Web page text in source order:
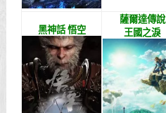
黑神話 悟空
薩爾達傳說
王國之淚